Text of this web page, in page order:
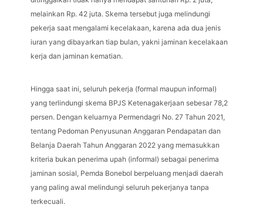
melainkan Rp. 42 juta. Skema tersebut juga melindungi
pekerja saat mengalami kecelakaan, karena ada dua jenis
iuran yang dibayarkan tiap bulan, yakni jaminan kecelakaan
kerja dan jaminan kematian.
Hingga saat ini, seluruh pekerja (formal maupun informal)
yang terlindungi skema BPJS Ketenagakerjaan sebesar 78,2
persen. Dengan keluarnya Permendagri No. 27 Tahun 2021,
tentang Pedoman Penyusunan Anggaran Pendapatan dan
Belanja Daerah Tahun Anggaran 2022 yang memasukkan
kriteria bukan penerima upah (informal) sebagai penerima
jaminan sosial, Pemda Bonebol berpeluang menjadi daerah
yang paling awal melindungi seluruh pekerjanya tanpa
terkecuali.